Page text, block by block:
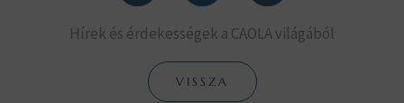
Hírek és érdekességek a CAOLA világából
VISSZA